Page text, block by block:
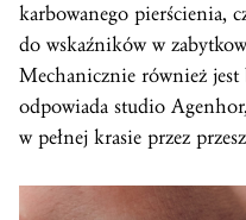
karbowanego pierścienia,
do wskaźników w
Mechanicznie również jest
odpowiada studio
w pełnej krasie przez